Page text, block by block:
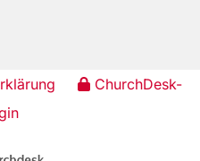
ChurchDesk-